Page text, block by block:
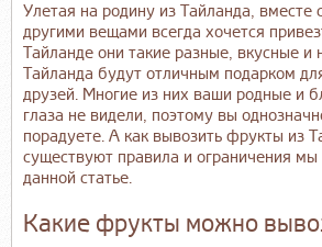
Улетая на родину из Тайланда, вместе
другими вещами всегда хочется
Тайланде они такие разные, вкусные
Тайланда будут отличным подарком
друзей. Многие из них ваши родные и
глаза не видели, поэтому вы
порадуете. А как вывозить фрукты из
существуют правила и ограничения
данной статье.
Какие фрукты можно